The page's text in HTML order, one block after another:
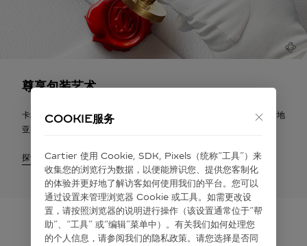
尊享包装艺术
卡地亚将提供悉心完成的标志性卡地亚礼品包装，您可以随附标志性卡地
亚礼品卡，送上个性化祝福寄语。
探索
COOKIE服务
Cartier 使⽤ Cookie, SDK, Pixels（统称“⼯具”）来
收集您的浏览⾏为数据，以便能辨识您、提供您客制化
的体验并更好地了解访客如何使⽤我们的平台。您可以
通过设置来管理浏览器 Cookie 或⼯具。如需更改设
置，请按照浏览器的说明进⾏操作（该设置通常位于“帮
助”、“⼯具” 或“编辑”菜单中）。有关我们如何处理您
的个⼈信息，请参阅我们的隐私政策。请您选择是否同